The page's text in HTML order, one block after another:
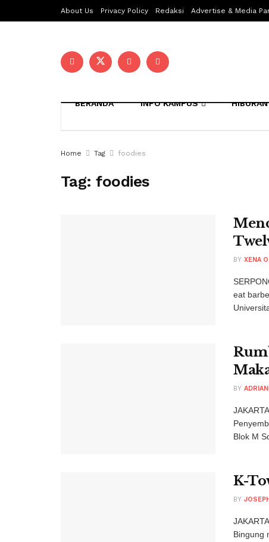
About Us Privacy Policy Redaksi Advertise & Media
BERANDA INFO KAMPUS HIBURAN
Home Tag foodies
Tag:foodies
BY XENA
eat
BY
Blok M
K-
BY
Bingung